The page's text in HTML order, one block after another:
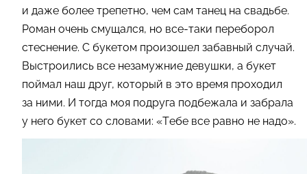
и даже более трепетно, чем сам танец на свадьбе.
Роман очень смущался, но все-таки переборол
стеснение. С букетом произошел забавный случай.
Выстроились все незамужние девушки, а букет
поймал наш друг, который в это время проходил
за ними. И тогда моя подруга подбежала и забрала
у него букет со словами: «Тебе все равно не надо».